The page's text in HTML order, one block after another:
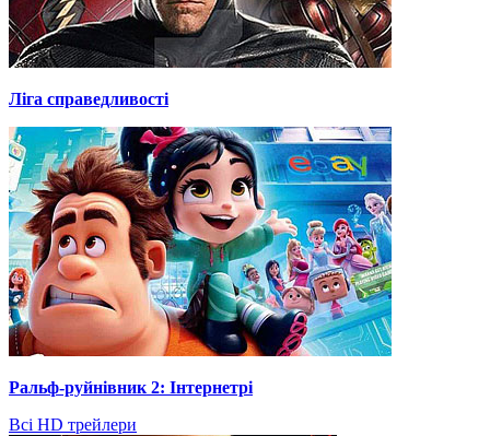
Ліга справедливості
Ральф-руйнівник 2: Інтернетрі
Всі HD трейлери